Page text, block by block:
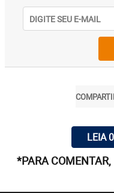
LEIA
*PARA COMENTAR,